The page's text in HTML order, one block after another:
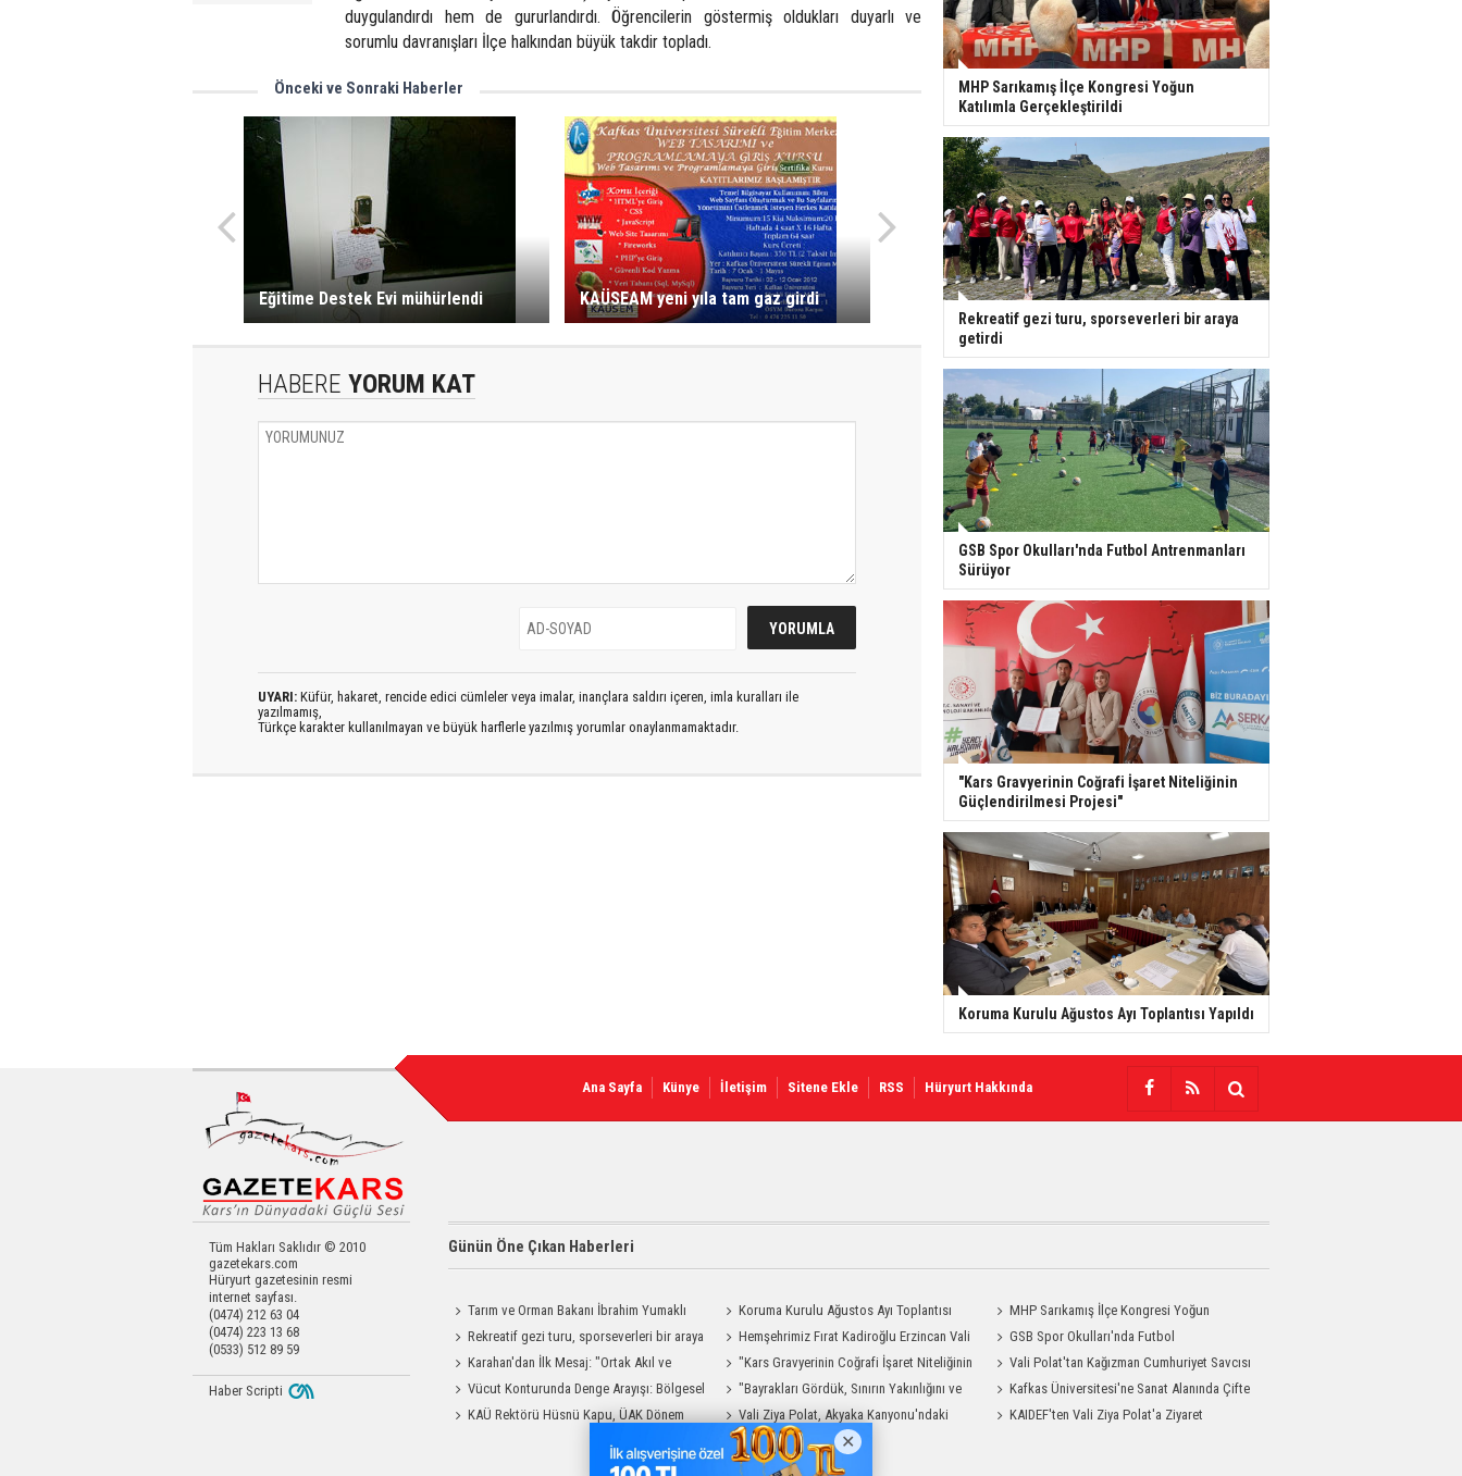
duygulandırdı hem de gururlandırdı. Öğrencilerin göstermiş oldukları duyarlı ve
sorumlu davranışları İlçe halkından büyük takdir topladı.
Önceki ve Sonraki Haberler
Eğitime Destek Evi mühürlendi KAÜSEAM yeni yıla tam gaz girdi
HABERE YORUM KAT
UYARI: Küfür, hakaret, rencide edici cümleler veya imalar, inançlara saldırı içeren, imla kuralları ile
yazılmamış,
Türkçe karakter kullanılmayan ve büyük harflerle yazılmış yorumlar onaylanmamaktadır.
MHP Sarıkamış İlçe Kongresi Yoğun
Katılımla Gerçekleştirildi
Rekreatif gezi turu, sporseverleri bir araya
getirdi
GSB Spor Okulları'nda Futbol Antrenmanları
Sürüyor
"Kars Gravyerinin Coğrafi İşaret Niteliğinin
Güçlendirilmesi Projesi"
Koruma Kurulu Ağustos Ayı Toplantısı Yapıldı
Ana Sayfa Künye İletişim Sitene Ekle RSS Hüryurt Hakkında
Tüm Hakları Saklıdır © 2010
gazetekars.com
Hüryurt gazetesinin resmi
internet sayfası.
(0474) 212 63 04
(0474) 223 13 68
(0533) 512 89 59
Günün Öne Çıkan Haberleri
Tarım ve Orman Bakanı İbrahim Yumaklı
Kars'a Geliyor
Koruma Kurulu Ağustos Ayı Toplantısı
Yapıldı
MHP Sarıkamış İlçe Kongresi Yoğun
Katılımla Gerçekleştirildi
Rekreatif gezi turu, sporseverleri bir araya
getirdi
Hemşehrimiz Fırat Kadiroğlu Erzincan Vali
Yardımcılığına Atandı
GSB Spor Okulları'nda Futbol
Antrenmanları Sürüyor
Karahan'dan İlk Mesaj: "Ortak Akıl ve
Dayanışmayla Çalışacağız"
"Kars Gravyerinin Coğrafi İşaret Niteliğinin
Güçlendirilmesi Projesi"
Vali Polat'tan Kağızman Cumhuriyet Savcısı
Eravcı'ya Ziyaret
Vücut Konturunda Denge Arayışı: Bölgesel
Yağ Alma Sürecinin Tüm Aşamaları
"Bayrakları Gördük, Sınırın Yakınlığını ve
Uzaklığını Aynı Anda Hissettik"
Kafkas Üniversitesi'ne Sanat Alanında Çifte
Gurur
KAÜ Rektörü Hüsnü Kapu, ÜAK Dönem
Vali Ziya Polat, Akyaka Kanyonu'ndaki
Rafting Heyecanına Katıldı
KAIDEF'ten Vali Ziya Polat'a Ziyaret
Haber Scripti